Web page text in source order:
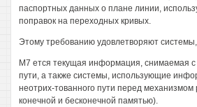
паспортных данных о плане линии,
поправок на переходных кривых.
Этому требованию удовлетворяют
М7 ется текущая информация, снимаемая с
пути, а также системы, использующие
неотрих-тованного пути перед механизмом
конечной и бесконечной памятью).